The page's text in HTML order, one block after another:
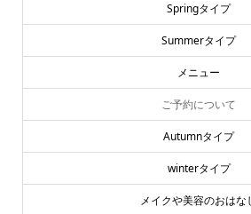
Springタイプ
Summerタイプ
メニュー
ご予約について
Autumnタイプ
winterタイプ
メイクや美容のおはな